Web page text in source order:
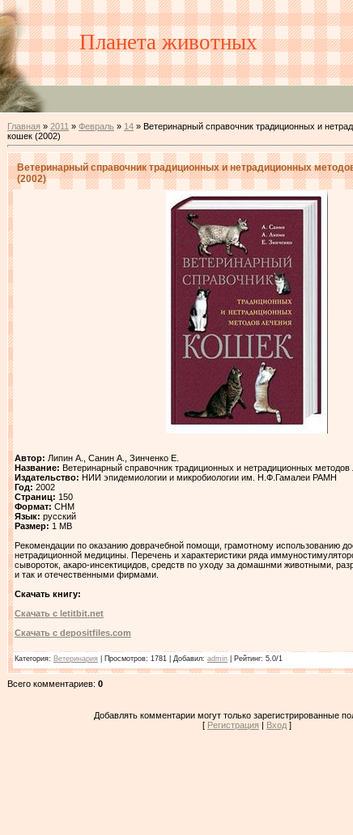
Планета животных
Главная » 2011 » Февраль » 14 » Ветеринарный справочник традиционных и
кошек (2002)
Ветеринарный справочник традиционных и нетрадиционных
(2002)
Автор: Липин А., Санин А., Зинченко Е.
Название: Ветеринарный справочник традиционных и нетрадиционных методов
Издательство: НИИ эпидемиологии и микробиологии им. Н.Ф.Гамалеи РАМН
Год: 2002
Страниц: 150
Формат: CHM
Язык: русский
Размер: 1 MB
Рекомендации по оказанию доврачебной помощи, грамотному использованию
нетрадиционной медицины. Перечень и характеристики ряда
сывороток, акаро-инсектицидов, средств по уходу за домашнми животными,
и так и отечественными фирмами.
Скачать книгу:
Скачать с letitbit.net
Скачать с depositfiles.com
Категория: Ветеринария Просмотров: 1781 | Добавил: admin Рейтинг: 5.0/1
Всего комментариев: 0
Добавлять комментарии могут только зарегистрированные
[ Регистрация | Вход ]